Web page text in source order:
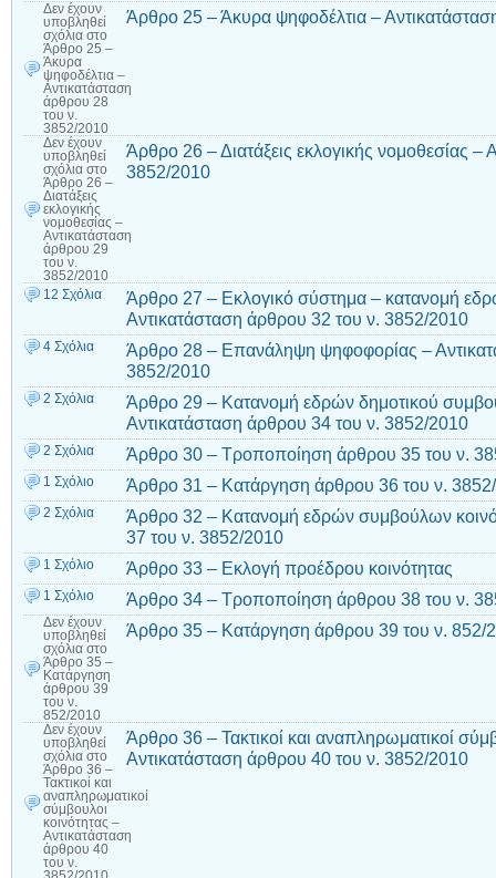
Δεν έχουν
υποβληθεί
σχόλια στο
Άρθρο 25 –
Άκυρα
ψηφοδέλτια –
Αντικατάσταση
άρθρου 28
του ν.
3852/2010
Άρθρο 25 – Άκυρα ψηφοδέλτια –
Δεν έχουν
υποβληθεί
σχόλια στο
Άρθρο 26 –
Διατάξεις
εκλογικής
νομοθεσίας –
Αντικατάσταση
άρθρου 29
του ν.
3852/2010
Άρθρο 26 – Διατάξεις εκλογικής νομοθεσίας
3852/2010
12 Σχόλια
Άρθρο 27 – Εκλογικό σύστημα – κατανομή
Αντικατάσταση άρθρου 32 του ν. 3852/2010
4 Σχόλια
Άρθρο 28 – Επανάληψη ψηφοφορίας –
3852/2010
2 Σχόλια
Άρθρο 29 – Κατανομή εδρών δημοτικού
Αντικατάσταση άρθρου 34 του ν. 3852/2010
2 Σχόλια Άρθρο 30 – Τροποποίηση άρθρου 35 του ν.
1 Σχόλιο Άρθρο 31 – Κατάργηση άρθρου 36 του ν.
2 Σχόλια
Άρθρο 32 – Κατανομή εδρών συμβούλων
37 του ν. 3852/2010
1 Σχόλιο Άρθρο 33 – Εκλογή προέδρου κοινότητας
1 Σχόλιο Άρθρο 34 – Τροποποίηση άρθρου 38 του ν.
Δεν έχουν
υποβληθεί
σχόλια στο
Άρθρο 35 –
Κατάργηση
άρθρου 39
του ν.
852/2010
Άρθρο 35 – Κατάργηση άρθρου 39 του ν. 852/
Δεν έχουν
υποβληθεί
σχόλια στο
Άρθρο 36 –
Τακτικοί και
αναπληρωματικοί
σύμβουλοι
κοινότητας –
Αντικατάσταση
άρθρου 40
του ν.
3852/2010
Άρθρο 36 – Τακτικοί και αναπληρωματικοί
Αντικατάσταση άρθρου 40 του ν. 3852/2010